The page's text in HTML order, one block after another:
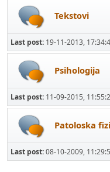
Tekstovi
Last post: 19-11-2013,
Psihologija
Last post: 11-09-2015,
Patoloska
Last post:08-10-2009,